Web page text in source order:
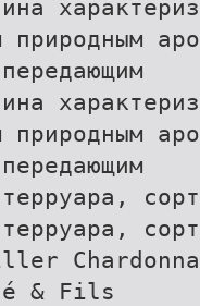
природным
природным
терруара,
терруара,
& Fils